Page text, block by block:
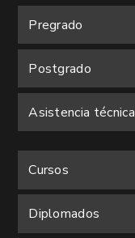
Pregrado
Postgrado
Asistencia técnica
Cursos
Diplomados